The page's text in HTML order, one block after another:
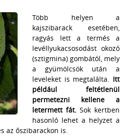
Több helyen a
kajszibarack esetében,
ragyás lett a termés a
levéllyukacsosodást okozó
(sztigmina) gombától, mely
a gyümölcsök után a
leveleket is megtalálta. Itt
például feltétlenül
permetezni kellene a
letermett fát.Sok kertben
hasonló lehet a helyzet a
az őszibarackon is.